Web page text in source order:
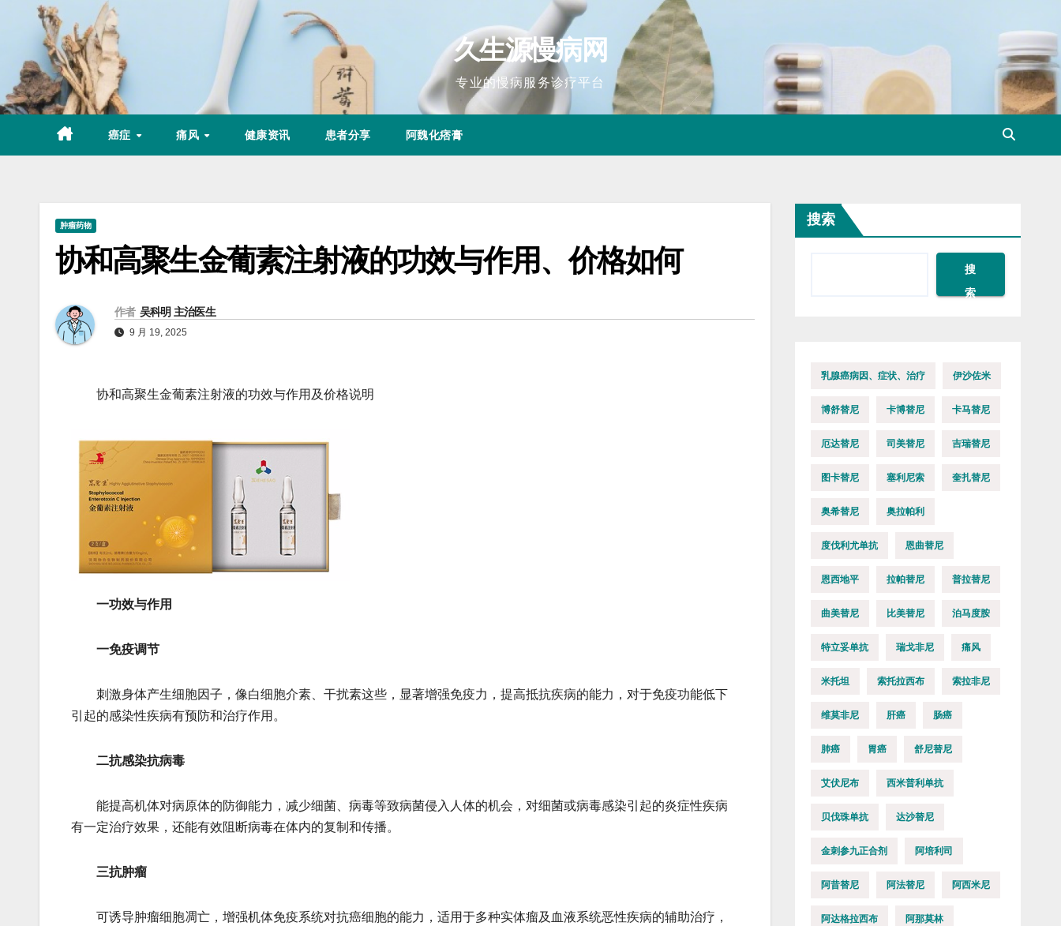
content
久生源慢病网
专业的慢病服务诊疗平台
癌症 痛风 健康资讯 患者分享 阿魏化痞膏
肿瘤药物
协和高聚生金葡素注射液的功效与作用、价格如何
作者 吴科明 主治医生
9 月 19, 2025
协和高聚生金葡素注射液的功效与作用及价格说明
一功效与作用
一免疫调节
刺激身体产生细胞因子，像白细胞介素、干扰素这些，显著增强免疫力，提高抵抗疾病的能力，对于免疫功能低下
引起的感染性疾病有预防和治疗作用。
二抗感染抗病毒
能提高机体对病原体的防御能力，减少细菌、病毒等致病菌侵入人体的机会，对细菌或病毒感染引起的炎症性疾病
有一定治疗效果，还能有效阻断病毒在体内的复制和传播。
三抗肿瘤
可诱导肿瘤细胞凋亡，增强机体免疫系统对抗癌细胞的能力，适用于多种实体瘤及血液系统恶性疾病的辅助治疗，
搜索
搜
索
乳腺癌病因、症状、治疗 伊沙佐米
博舒替尼 卡博替尼 卡马替尼
厄达替尼 司美替尼 吉瑞替尼
图卡替尼 塞利尼索 奎扎替尼
奥希替尼 奥拉帕利
度伐利尤单抗 恩曲替尼
恩西地平 拉帕替尼 普拉替尼
曲美替尼 比美替尼 泊马度胺
特立妥单抗 瑞戈非尼 痛风
米托坦 索托拉西布 索拉非尼
维莫非尼 肝癌 肠癌
肺癌 胃癌 舒尼替尼
艾伏尼布 西米普利单抗
贝伐珠单抗 达沙替尼
金刺参九正合剂 阿培利司
阿昔替尼 阿法替尼 阿西米尼
阿达格拉西布 阿那莫林